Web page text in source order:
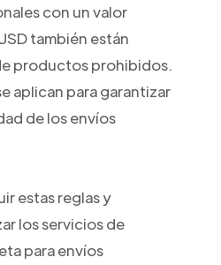
con un valor
también están
productos prohibidos.
aplican para garantizar
de los envíos
estas reglas y
los servicios de
para envíos